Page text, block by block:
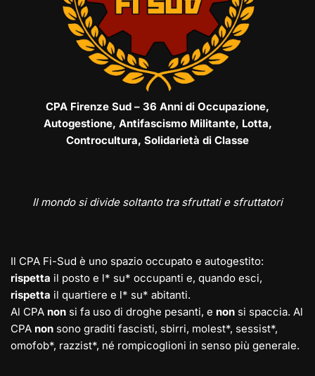
CPA Firenze Sud – 36 Anni di Occupazione,
Autogestione, Antifascismo Militante, Lotta,
Controcultura, Solidarietà di Classe
Il mondo si divide soltanto tra sfruttati e sfruttatori
Il CPA Fi-Sud è uno spazio occupato e autogestito:
rispetta il posto e l* su* occupanti e, quando esci,
rispetta il quartiere e l* su* abitanti.
Al CPA non si fa uso di droghe pesanti, e non si spaccia. Al
CPA non sono graditi fascisti, sbirri, molest*, sessist*,
omofob*, razzist*, né rompicoglioni in senso più generale.